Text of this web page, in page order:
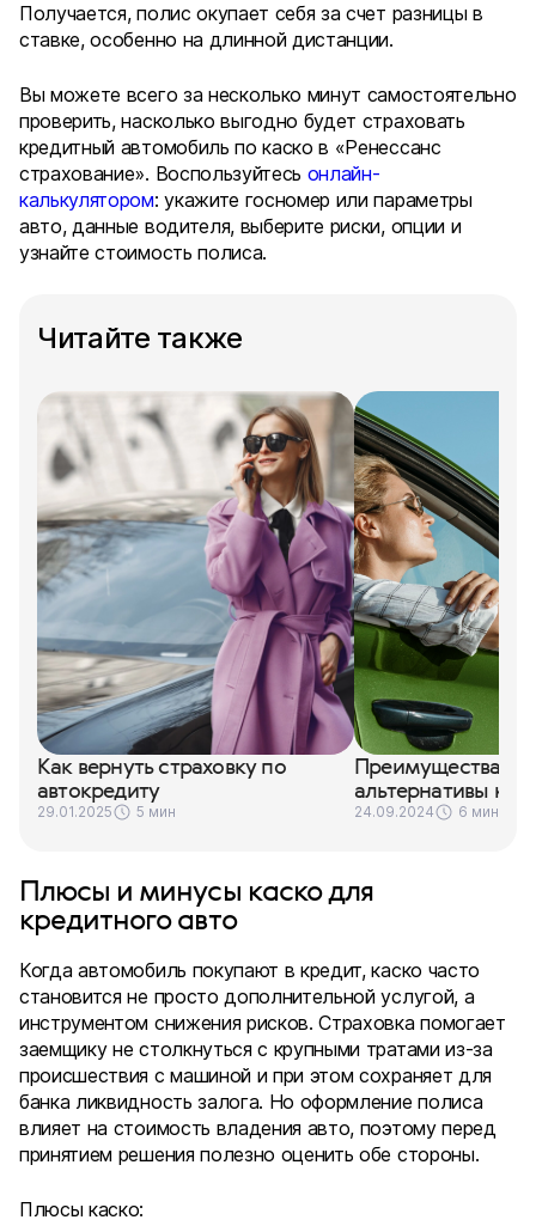
Получается, полис окупает себя за счет разницы в
ставке, особенно на длинной дистанции.
Вы можете всего за несколько минут самостоятельно
проверить, насколько выгодно будет страховать
кредитный автомобиль по каско в «Ренессанс
страхование». Воспользуйтесь онлайн-
калькулятором: укажите госномер или параметры
авто, данные водителя, выберите риски, опции и
узнайте стоимость полиса.
Читайте также
Как вернуть страховку по
автокредиту
29.01.2025 5 мин
Преимущества,
альтернативы
24.09.2024 6 мин.
Плюсы и минусы каско для
кредитного авто
Когда автомобиль покупают в кредит, каско часто
становится не просто дополнительной услугой, а
инструментом снижения рисков. Страховка помогает
заемщику не столкнуться с крупными тратами из-за
происшествия с машиной и при этом сохраняет для
банка ликвидность залога. Но оформление полиса
влияет на стоимость владения авто, поэтому перед
принятием решения полезно оценить обе стороны.
Плюсы каско: